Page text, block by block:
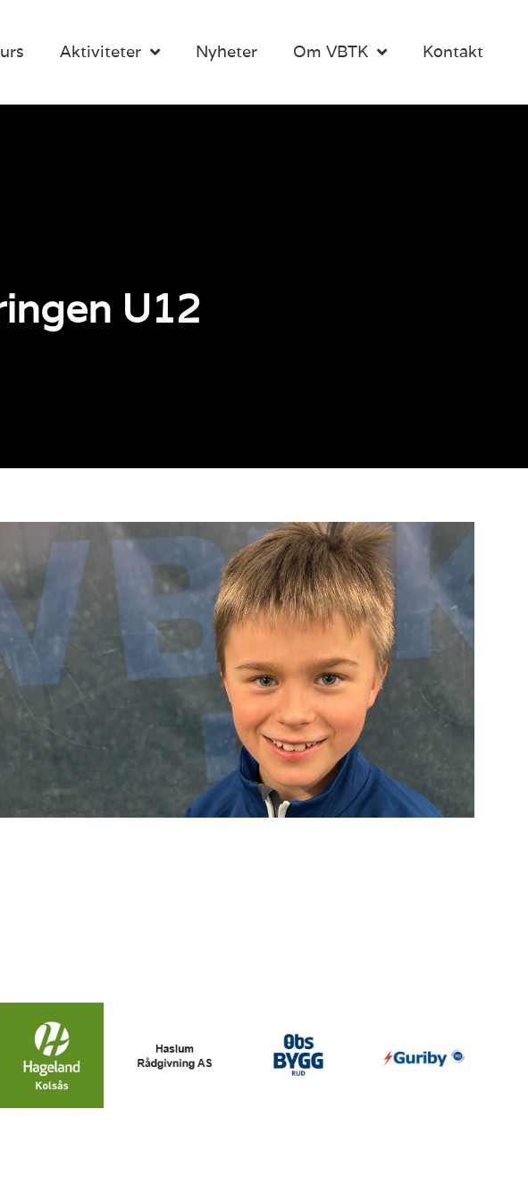
Aktiviteter Nyheter Om VBTK Kontakt
U12